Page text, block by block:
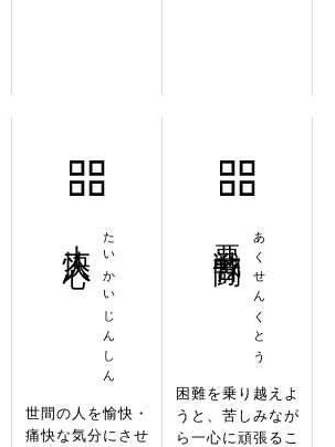
たいかいじんしん
世間の人を愉快・
痛快な気分にさせ
あくせんくとう
困難を乗り越えよ
うと、苦しみなが
ら一心に頑張るこ